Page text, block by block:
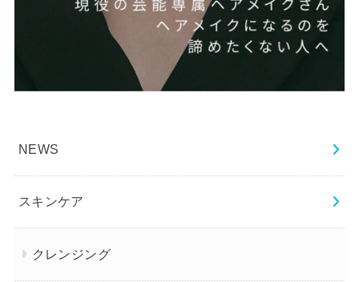
NEWS
スキンケア
クレンジング